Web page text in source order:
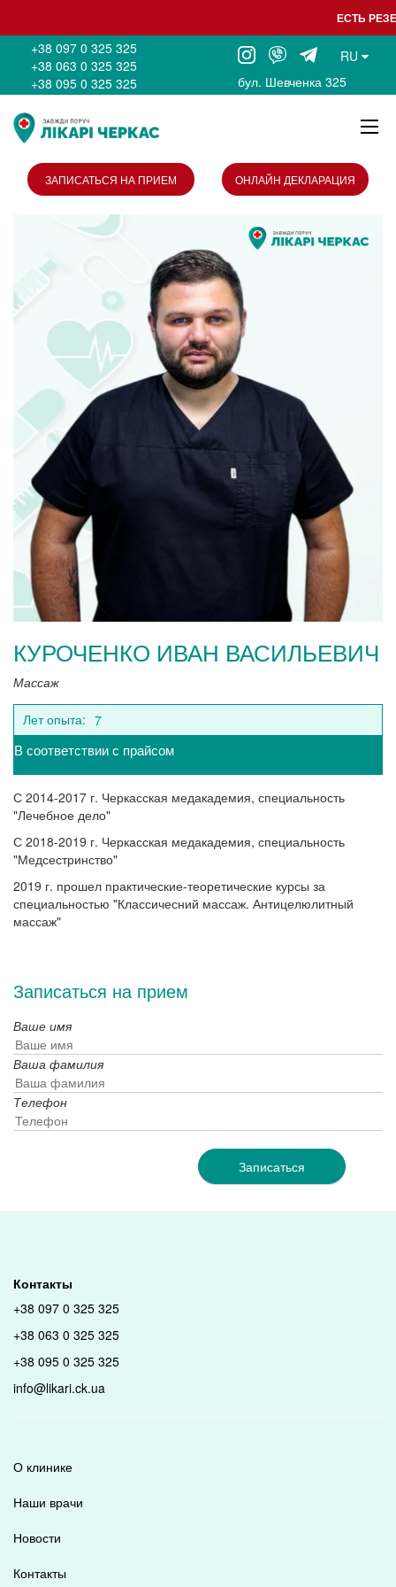
ЕСТЬ
+38 097 0 325 325
+38 063 0 325 325
+38 095 0 325 325
RU
бул. Шевченка 325
ЗАПИСАТЬСЯ НА ПРИЕМ ОНЛАЙН ДЕКЛАРАЦИЯ
КУРОЧЕНКО ИВАН ВАСИЛЬЕВИЧ
Массаж
Лет опыта: 7
В соответствии с прайсом
С 2014-2017 г. Черкасская медакадемия, специальность
"Лечебное дело"
С 2018-2019 г. Черкасская медакадемия, специальность
"Медсестринство"
2019 г. прошел практические-теоретические курсы за
специальностью "Классичесний массаж. Антицелюлитный
массаж"
Записаться на прием
Ваше имя
Ваша фамилия
Телефон
Записаться
Контакты
+38 097 0 325 325
+38 063 0 325 325
+38 095 0 325 325
info@likari.ck.ua
О клинике
Наши врачи
Новости
Контакты